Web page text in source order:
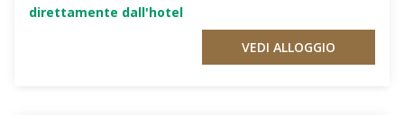
direttamente dall'hotel
VEDI ALLOGGIO